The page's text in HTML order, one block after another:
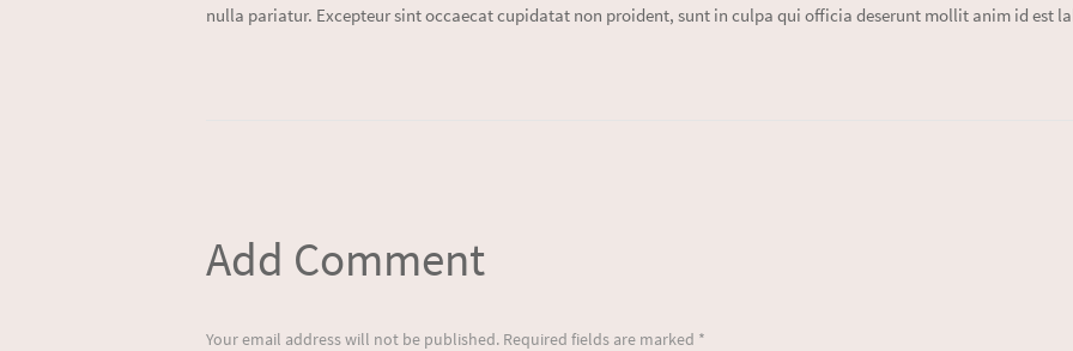
nulla pariatur. Excepteur sint occaecat cupidatat non proident, sunt in culpa qui officia deserunt mollit anim id est
Add Comment
Your email address will not be published. Required fields are marked *